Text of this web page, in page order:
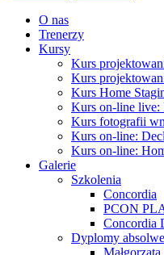
O nas
Trenerzy
Kursy
Kurs
Kurs
Kurs Home
Kurs on-line live:
Kurs fotografii
Kurs on-line:
Kurs on-line:
Galerie
Szkolenia
Concordia
PCON
Concordia
Dyplomy